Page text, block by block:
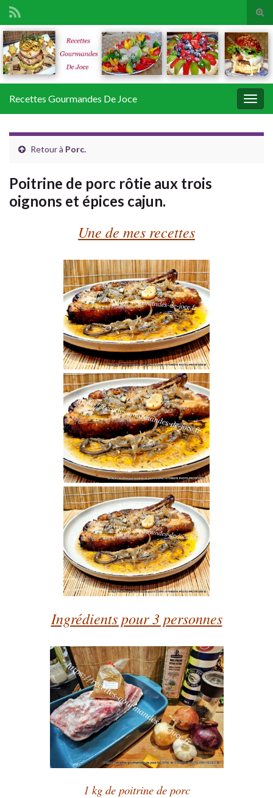
Search for:
Recettes Gourmandes De Joce
Retour à Porc.
Poitrine de porc rôtie aux trois
oignons et épices cajun.
Une de mes recettes
Ingrédients pour 3 personnes
1 kg de poitrine de porc